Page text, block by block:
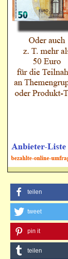
teilen
tweet
pin it
teilen